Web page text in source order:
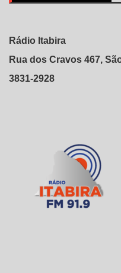
Rádio Itabira
Rua dos Cravos 467,
3831-2928